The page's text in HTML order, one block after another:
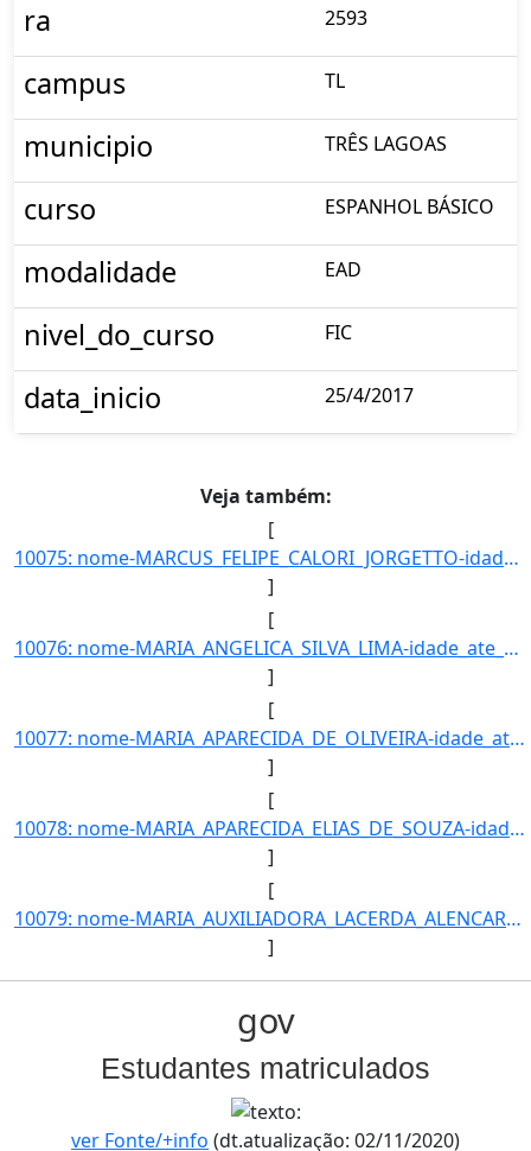
ra 2593
campus TL
municipio TRÊS LAGOAS
curso ESPANHOL BÁSICO
modalidade EAD
nivel_do_curso FIC
data_inicio 25/4/2017
Veja também:
[
10075: nome-MARCUS_FELIPE_CALORI_JORGETTO-idade_ate_31_12_2016-28-ra-7337-campus-TL-municipio-TRES_LAGOAS-c]
]
[
10076: nome-MARIA_ANGELICA_SILVA_LIMA-idade_ate_31_12_2016-17-ra-8795-campus-TL-municipio-TRES_LAGOAS-curso]
]
[
10077: nome-MARIA_APARECIDA_DE_OLIVEIRA-idade_ate_31_12_2016-59-ra-22792-campus-TL-municipio-TRES_LAGOAS-cu]
]
[
10078: nome-MARIA_APARECIDA_ELIAS_DE_SOUZA-idade_ate_31_12_2016-51-ra-19504-campus-TL-municipio-TRES_LAGOAS]
]
[
10079: nome-MARIA_AUXILIADORA_LACERDA_ALENCAR-idade_ate_31_12_2016-35-ra-8015-campus-TL-municipio-TRES_LAGO]
]
gov
Estudantes matriculados
ver Fonte/+info (dt.atualização: 02/11/2020)